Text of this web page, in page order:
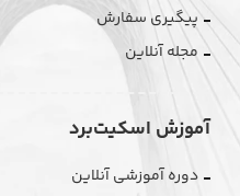
پیگیری سفارش
مجله آنلاین
آموزش اسکیت‌برد
دوره آموزشی آنلاین